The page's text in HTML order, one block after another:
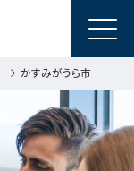
かすみがうら市